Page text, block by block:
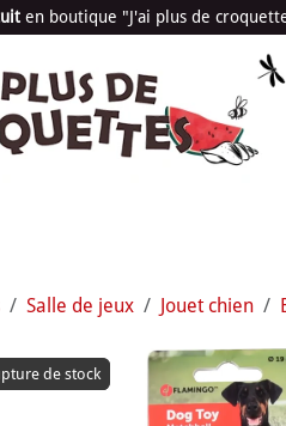
en bou​​​​​​tique "J'ai plus de
Salle de jeux Jouet chien
de stock
de stock